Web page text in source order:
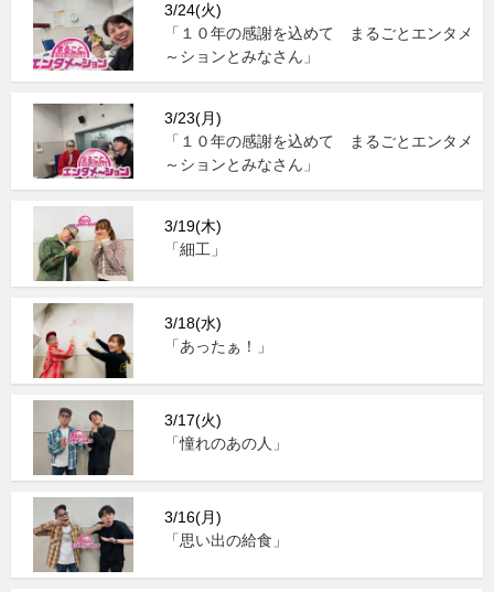
3/24(火)
「１０年の感謝を込めて まるごとエンタメ
～ションとみなさん」
3/23(月)
「１０年の感謝を込めて まるごとエンタメ
～ションとみなさん」
3/19(木)
「細工」
3/18(水)
「あったぁ！」
3/17(火)
「憧れのあの人」
3/16(月)
「思い出の給食」